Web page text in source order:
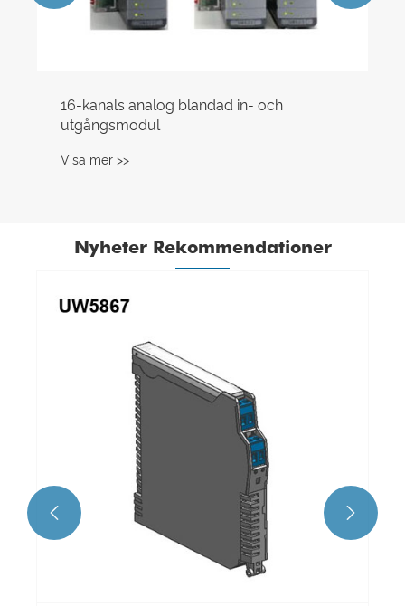
16-kanals analog blandad in- och
utgångsmodul
Visa mer >>
Nyheter Rekommendationer
 